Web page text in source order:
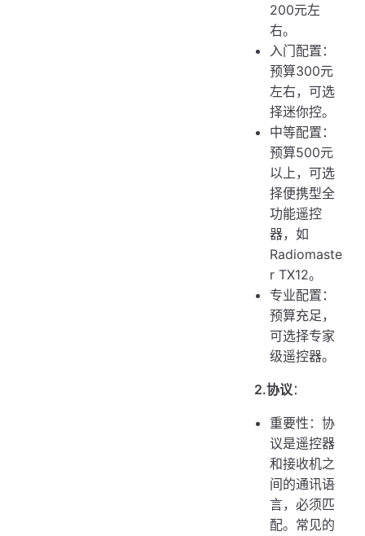
200元左
右。
入门配置：
预算300元
左右，可选
择迷你控。
中等配置：
预算500元
以上，可选
择便携型全
功能遥控
器，如
Radiomaste
r TX12。
专业配置：
预算充足，
可选择专家
级遥控器。
2.协议：
重要性：协
议是遥控器
和接收机之
间的通讯语
言，必须匹
配。常见的